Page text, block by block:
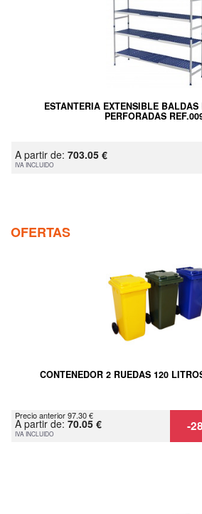
ESTANTERIA EXTENSIBLE
PERFORADAS
A partir de: 703.05 €
IVA INCLUIDO
OFERTAS
CONTENEDOR 2 RUEDAS 120
Precio anterior 97.30 €
A partir de: 70.05 €
IVA INCLUIDO -